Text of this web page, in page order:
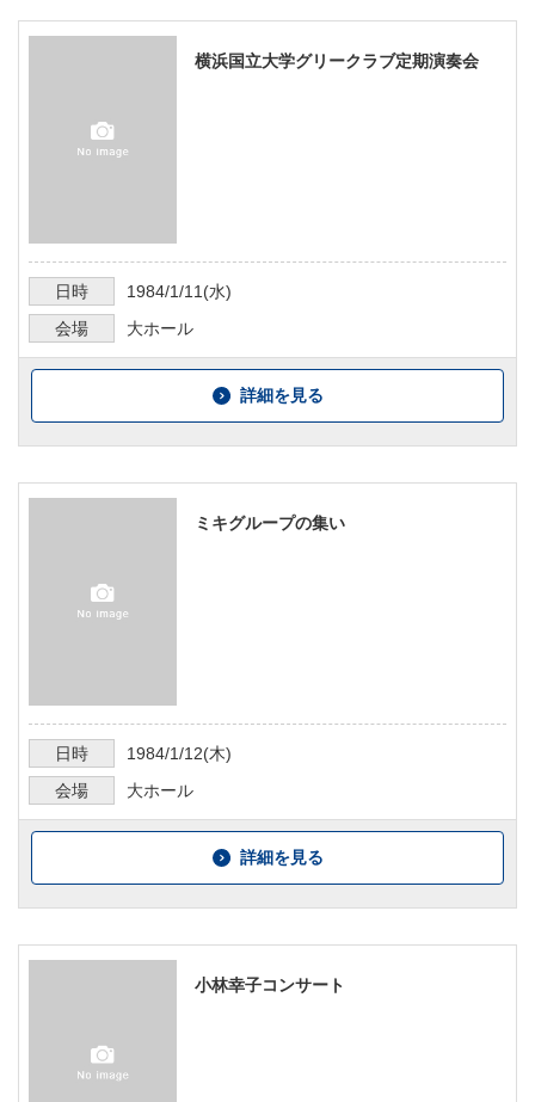
横浜国立大学グリークラブ定期演奏会
日時 1984/1/11 (水)
会場
大ホール
詳細を見る
ミキグループの集い
日時 1984/1/12(木)
会場
大ホール
詳細を見る
小林幸子コンサート